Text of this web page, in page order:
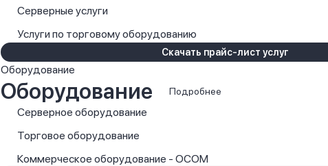
Серверные услуги
Услуги по торговому оборудованию
Скачать прайс-лист услуг
Оборудование
Оборудование Подробнее
Серверное оборудование
Торговое оборудование
Коммерческое оборудование - OCOM